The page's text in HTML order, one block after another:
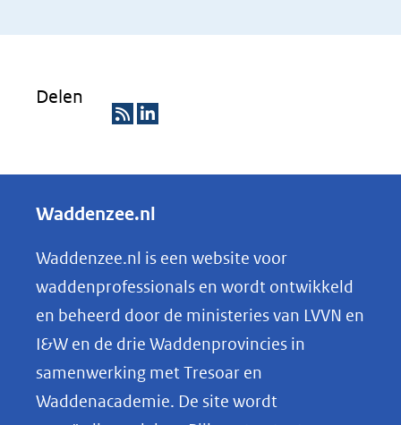
Delen
S
e
e
n
o
n
k
Waddenzee.nl
Waddenzee.nl is een website voor
waddenprofessionals en wordt ontwikkeld
en beheerd door de ministeries van LVVN en
I&W en de drie Waddenprovincies in
samenwerking met Tresoar en
Waddenacademie. De site wordt